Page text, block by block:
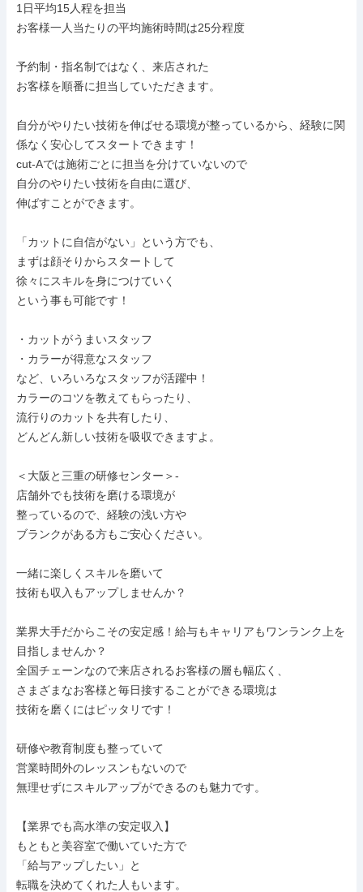
1日平均15人程を担当
お客様一人当たりの平均施術時間は25分程度
予約制・指名制ではなく、来店された
お客様を順番に担当していただきます。
自分がやりたい技術を伸ばせる環境が整っているから、経験に関
係なく安心してスタートできます！
cut-Aでは施術ごとに担当を分けていないので
自分のやりたい技術を自由に選び、
伸ばすことができます。
「カットに自信がない」という方でも、
まずは顔そりからスタートして
徐々にスキルを身につけていく
という事も可能です！
・カットがうまいスタッフ
・カラーが得意なスタッフ
など、いろいろなスタッフが活躍中！
カラーのコツを教えてもらったり、
流行りのカットを共有したり、
どんどん新しい技術を吸収できますよ。
＜大阪と三重の研修センター＞-
店舗外でも技術を磨ける環境が
整っているので、経験の浅い方や
ブランクがある方もご安心ください。
一緒に楽しくスキルを磨いて
技術も収入もアップしませんか？
業界大手だからこその安定感！給与もキャリアもワンランク上を
目指しませんか？
全国チェーンなので来店されるお客様の層も幅広く、
さまざまなお客様と毎日接することができる環境は
技術を磨くにはピッタリです！
研修や教育制度も整っていて
営業時間外のレッスンもないので
無理せずにスキルアップができるのも魅力です。
【業界でも高水準の安定収入】
もともと美容室で働いていた方で
「給与アップしたい」と
転職を決めてくれた人もいます。